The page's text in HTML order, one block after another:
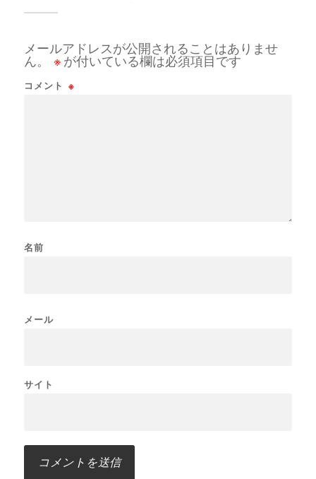
メールアドレスが公開されることはありませ
ん。
※ が付いている欄は必須項目です
コメント ※
名前
メール
サイト